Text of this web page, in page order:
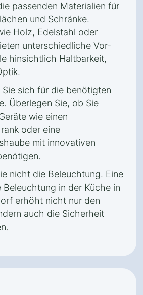
passenden Materialien für
und Schränke.
Holz, Edelstahl oder
unterschiedliche Vor-
hinsichtlich Haltbarkeit,
Sie sich für die benötigten
Überlegen Sie, ob Sie
wie einen
oder eine
mit innovativen
nicht die Beleuchtung. Eine
in der Küche in
erhöht nicht nur den
auch die Sicherheit